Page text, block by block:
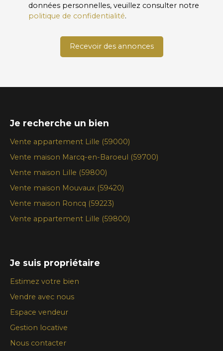
données personnelles, veuillez consulter notre
politique de confidentialité.
Recevoir des annonces
Je recherche un bien
Vente appartement Lille (59000)
Vente maison Marcq-en-Baroeul (59700)
Vente maison Lille (59800)
Vente maison Mouvaux (59420)
Vente maison Roncq (59223)
Vente appartement Lille (59800)
Je suis propriétaire
Estimez votre bien
Vendre avec nous
Espace vendeur
Gestion locative
Nous contacter